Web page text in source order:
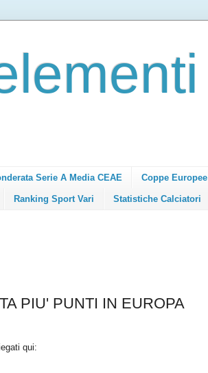
Serie A Media CEAE Coppe Europee
Ranking Sport Vari Statistiche Calciatori
PIU' PUNTI IN EUROPA
qui: